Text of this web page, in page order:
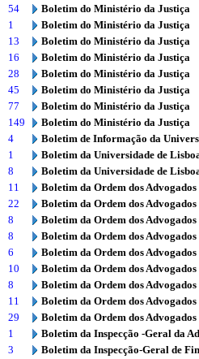
54
Boletim do Ministério da Justiça
1
Boletim do Ministério da Justiça
13
Boletim do Ministério da Justiça
16
Boletim do Ministério da Justiça
28
Boletim do Ministério da Justiça
45
Boletim do Ministério da Justiça
77
Boletim do Ministério da Justiça
149
Boletim do Ministério da Justiça
4
Boletim de Informação da
1
Boletim da Universidade de
8
Boletim da Universidade de
11
Boletim da Ordem dos Advogados
22
Boletim da Ordem dos Advogados
8
Boletim da Ordem dos Advogados
8
Boletim da Ordem dos Advogados
6
Boletim da Ordem dos Advogados
10
Boletim da Ordem dos Advogados
8
Boletim da Ordem dos Advogados
11
Boletim da Ordem dos Advogados
29
Boletim da Ordem dos Advogados
1
Boletim da Inspecção -Geral da
3
Boletim da Inspecção-Geral de